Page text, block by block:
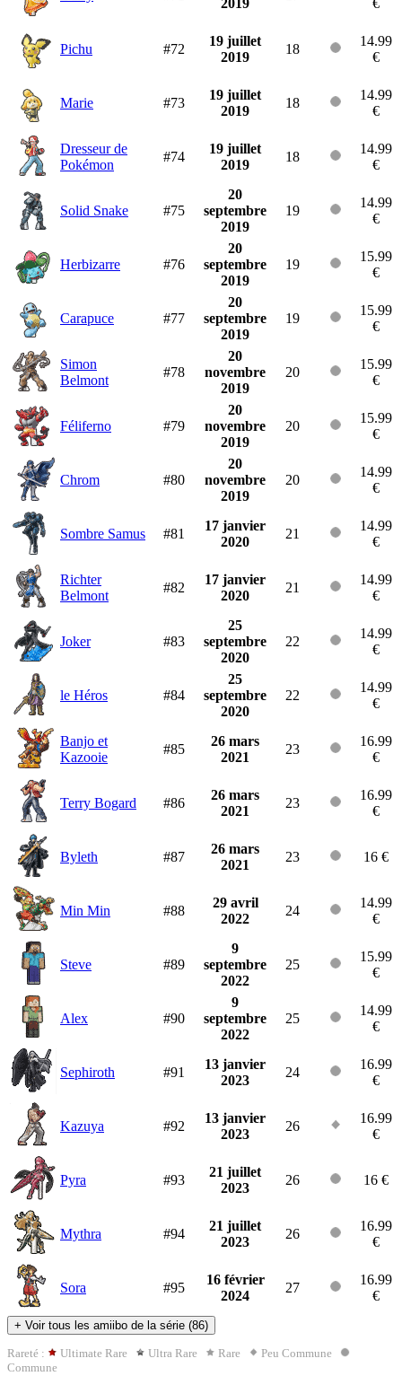
2019
€
Pichu #72
19 juillet
2019
18
14.99
€
Marie #73
19 juillet
2019
18
14.99
€
Dresseur de
Pokémon
#74
19 juillet
2019
18
14.99
€
Solid Snake #75
20
septembre
2019
19
14.99
€
Herbizarre #76
20
septembre
2019
19
15.99
€
Carapuce #77
20
septembre
2019
19
15.99
€
Simon
Belmont
#78
20
novembre
2019
20
15.99
€
Féliferno #79
20
novembre
2019
20
15.99
€
Chrom #80
20
novembre
2019
20
14.99
€
Sombre Samus #81
17 janvier
2020
21
14.99
€
Richter
Belmont
#82
17 janvier
2020
21
14.99
€
Joker #83
25
septembre
2020
22
14.99
€
le Héros #84
25
septembre
2020
22
14.99
€
Banjo et
Kazooie
#85
26 mars
2021
23
16.99
€
Terry Bogard #86
26 mars
2021
23
16.99
€
Byleth #87
26 mars
2021
23 16 €
Min Min #88
29 avril
2022
24
14.99
€
Steve #89
9
septembre
2022
25
15.99
€
Alex #90
9
septembre
2022
25
14.99
€
Sephiroth #91
13 janvier
2023
24
16.99
€
Kazuya #92
13 janvier
2023
26
16.99
€
Pyra #93
21 juillet
2023
26 16 €
Mythra #94
21 juillet
2023
26
16.99
€
Sora #95
16 février
2024
27
16.99
€
+ Voir tous les amiibo de la série (86)
Rareté : Ultimate Rare Ultra Rare Rare
Peu Commune
Commune